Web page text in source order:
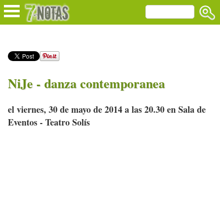
NiJe - danza contemporanea
el viernes, 30 de mayo de 2014 a las 20.30 en Sala de
Eventos - Teatro Solís